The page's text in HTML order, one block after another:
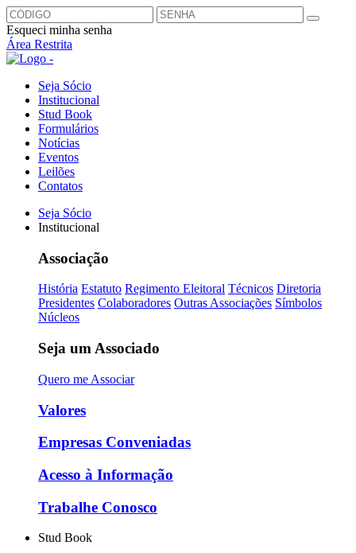
Esqueci minha senha
Área Restrita
Seja Sócio
Institucional
Stud Book
Formulários
Notícias
Eventos
Leilões
Contatos
Seja Sócio
Institucional
Associação
História Estatuto Regimento Eleitoral Técnicos Diretoria
Presidentes Colaboradores Outras Associações Símbolos
Núcleos
Seja um Associado
Quero me Associar
Valores
Empresas Conveniadas
Acesso à Informação
Trabalhe Conosco
Stud Book